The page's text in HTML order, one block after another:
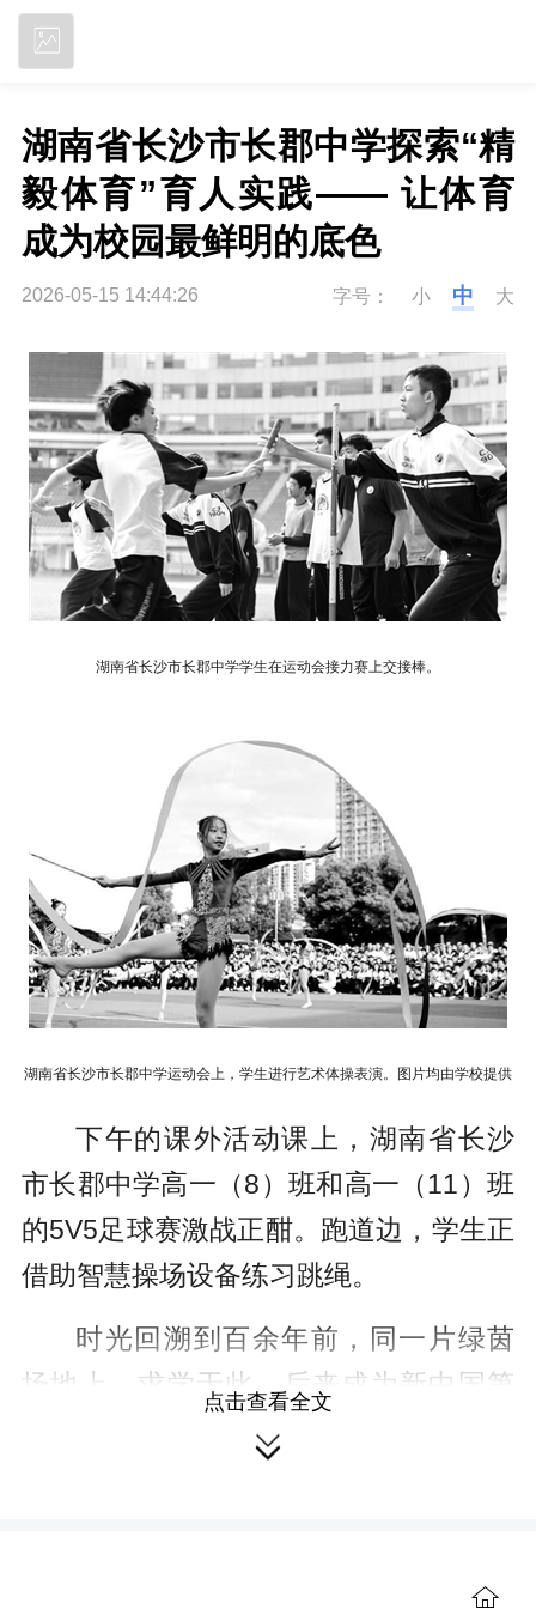
湖南省长沙市长郡中学探索“精
毅体育”育人实践—— 让体育
成为校园最鲜明的底色
2026-05-15 14:44:26 字号： 小 中 大
湖南省长沙市长郡中学学生在运动会接力赛上交接棒。
湖南省长沙市长郡中学运动会上，学生进行艺术体操表演。图片均由学校提供
下午的课外活动课上，湖南省长沙
市长郡中学高一（8）班和高一（11）班
的5V5足球赛激战正酣。跑道边，学生正
借助智慧操场设备练习跳绳。
时光回溯到百余年前，同一片绿茵
场地上，求学于此、后来成为新中国第
一任海军司令的萧劲光等“八小球王”，也
郡中学将体育深植于学校发展血脉，让
点击查看全文
